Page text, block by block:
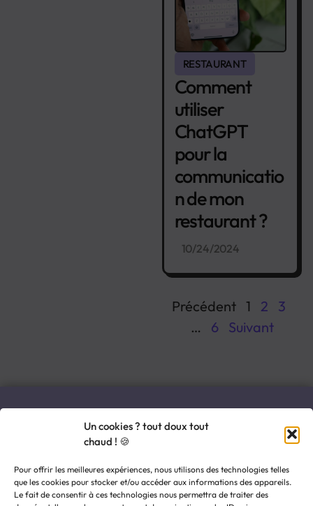
Un cookies ? tout doux tout
chaud ! 🍪
Pour offrir les meilleures expériences, nous utilisons des technologies telles
que les cookies pour stocker et/ou accéder aux informations des appareils.
Le fait de consentir à ces technologies nous permettra de traiter des
RESTAURANT
Comment
utiliser
ChatGPT
pour la
communicatio
n de mon
restaurant ?
10/24/2024
Précédent 1 2
3
…
6 Suivant